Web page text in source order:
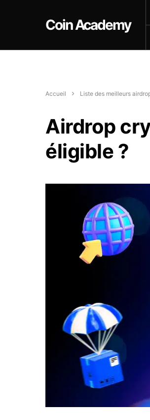
Coin Academy
Accueil Liste des meilleurs
Airdrop
éligible ?